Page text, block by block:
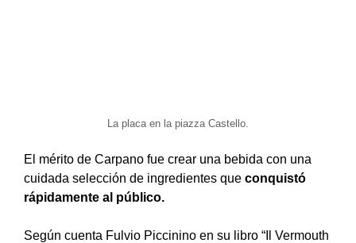
La placa en la piazza Castello.
El mérito de Carpano fue crear una bebida con una
cuidada selección de ingredientes que conquistó
rápidamente al público.
Según cuenta Fulvio Piccinino en su libro “Il Vermouth